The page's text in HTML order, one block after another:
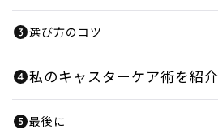
選び方のコツ
私のキャスターケア術を紹介
最後に